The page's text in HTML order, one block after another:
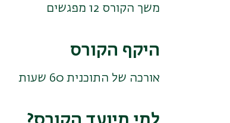
משך הקורס 12 מפגשים
היקף הקורס
אורכה של התוכנית 60 שעות